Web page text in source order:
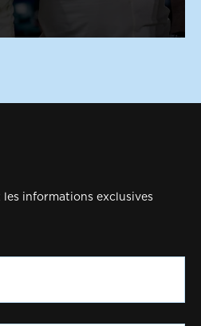
les informations exclusives